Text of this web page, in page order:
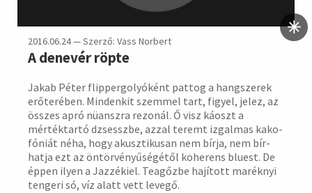
2016.06.24 — Szerző: Vass Norbert
A denevér röpte
Jakab Péter flipper­golyóként pattog a hang­sze­rek
erő­teré­ben. Min­denkit szem­mel tart, figyel, jelez, az
összes apró nüanszra rezo­nál. Ő visz káoszt a
mérték­tartó dzsesszbe, azzal teremt izgal­mas kako­
fóniát néha, hogy akusz­tikusan nem bírja, nem bír­
hatja ezt az öntör­vényű­ségé­től kohe­rens bluest. De
éppen ilyen a Jazzékiel. Tea­gőzbe hají­tott ma­réknyi
tengeri só, víz alatt vett levegő.